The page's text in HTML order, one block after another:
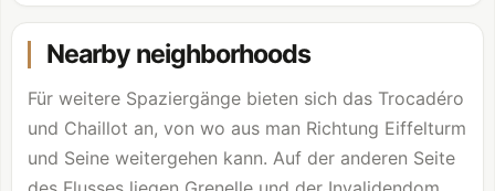
Nearby neighborhoods
Für weitere Spaziergänge bieten sich das Trocadéro
und Chaillot an, von wo aus man Richtung Eiffelturm
und Seine weitergehen kann. Auf der anderen Seite